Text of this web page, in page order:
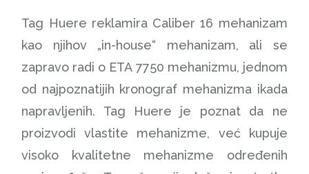
Tag Huere reklamira Caliber 16 mehanizam
kao njihov „in-house“ mehanizam, ali se
zapravo radi o ETA 7750 mehanizmu, jednom
od najpoznatijih kronograf mehanizma ikada
napravljenih. Tag Huere je poznat da ne
proizvodi vlastite mehanizme, već kupuje
visoko kvalitetne mehanizme određenih